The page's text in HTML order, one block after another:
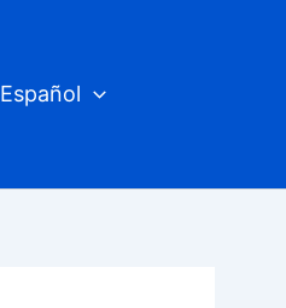
Español